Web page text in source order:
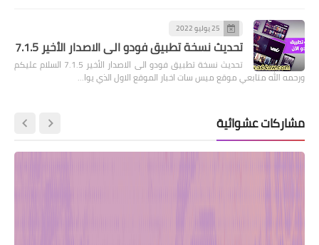
25 يوليو 2022
تحديث نسخة تطبيق فودو الى الاصدار الأخير 7.1.5
تحديث نسخة تطبيق فودو الى الاصدار الأخير 7.1.5 السلام عليكم
ورحمه الله متابعي موقع ميس سات اخبار الموقع الاول الذي يوا…
مشاركات عشوائية